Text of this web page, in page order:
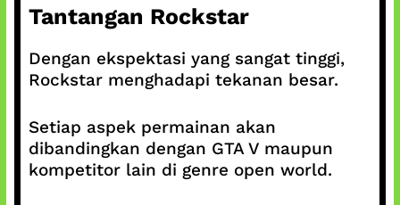
Tantangan Rockstar
Dengan ekspektasi yang sangat tinggi,
Rockstar menghadapi tekanan besar.
Setiap aspek permainan akan
dibandingkan dengan GTA V maupun
kompetitor lain di genre open world.